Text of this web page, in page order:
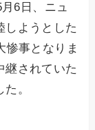
6日、ニュ
しようとした
惨事となりま
継されていた
。